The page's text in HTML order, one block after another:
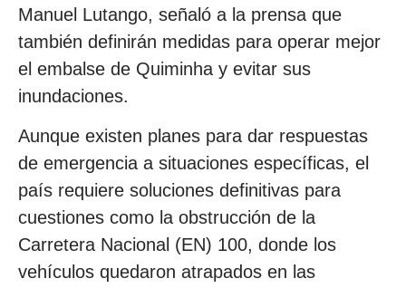
Manuel Lutango, señaló a la prensa que
también definirán medidas para operar mejor
el embalse de Quiminha y evitar sus
inundaciones.
Aunque existen planes para dar respuestas
de emergencia a situaciones específicas, el
país requiere soluciones definitivas para
cuestiones como la obstrucción de la
Carretera Nacional (EN) 100, donde los
vehículos quedaron atrapados en las